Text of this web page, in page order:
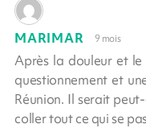
MARIMAR 9 mois
Après la douleur et
questionnement et
Réunion. Il serait
coller tout ce qui se